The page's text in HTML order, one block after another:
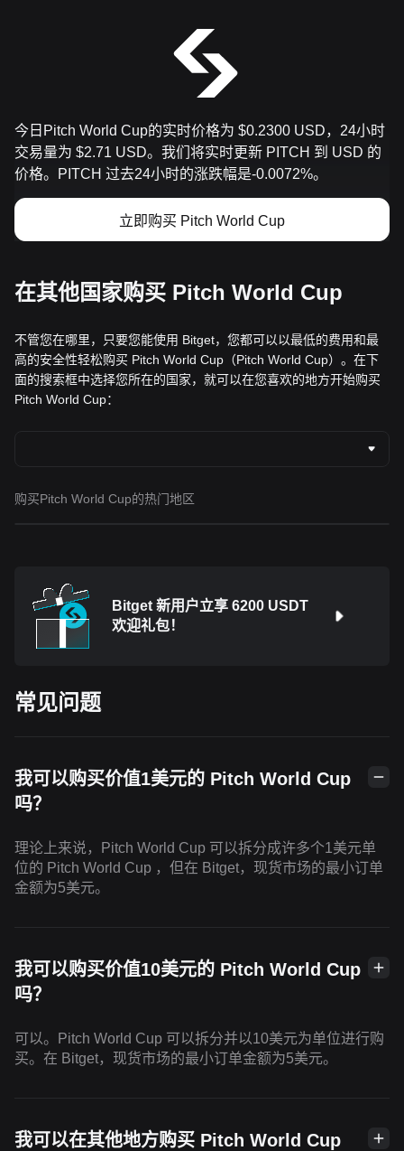
今日Pitch World Cup的实时价格为 $0.2300 USD，24小时
交易量为 $2.71 USD。我们将实时更新 PITCH 到 USD 的
价格。PITCH 过去24小时的涨跌幅是-0.0072%。
立即购买 Pitch World Cup
在其他国家购买 Pitch World Cup
不管您在哪里，只要您能使用 Bitget，您都可以以最低的费用和最
高的安全性轻松购买 Pitch World Cup（Pitch World Cup）。在下
面的搜索框中选择您所在的国家，就可以在您喜欢的地方开始购买
Pitch World Cup：
购买Pitch World Cup的热门地区
Bitget 新用户立享 6200 USDT
欢迎礼包！
常见问题
我可以购买价值1美元的 Pitch World Cup
吗？
理论上来说，Pitch World Cup 可以拆分成许多个1美元单
位的 Pitch World Cup ，但在 Bitget，现货市场的最小订单
金额为5美元。
我可以购买价值10美元的 Pitch World Cup
吗？
可以。Pitch World Cup 可以拆分并以10美元为单位进行购
买。在 Bitget，现货市场的最小订单金额为5美元。
我可以在其他地方购买 Pitch World Cup